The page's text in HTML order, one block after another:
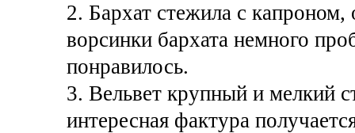
2. Бархат стежила с
ворсинки бархата немного
понравилось.
3. Вельвет крупный и мелкий
интересная фактура